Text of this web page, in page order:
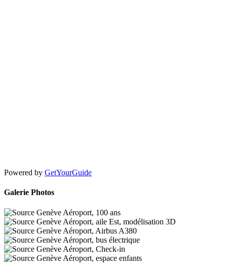
Powered by GetYourGuide
Galerie Photos